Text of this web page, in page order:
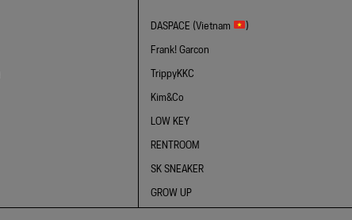
DASPACE (Vietnam
)
Frank! Garcon
TrippyKKC
Kim&Co
LOW KEY
RENTROOM
SK SNEAKER
GROW UP